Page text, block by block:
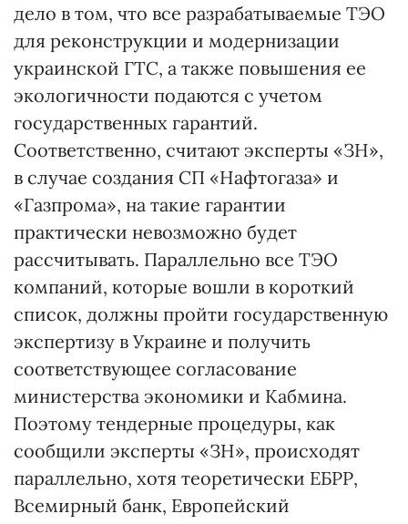
дело в том, что все разрабатываемые ТЭО
для реконструкции и модернизации
украинской ГТС, а также повышения ее
экологичности подаются с учетом
государственных гарантий.
Соответственно, считают эксперты «ЗН»,
в случае создания СП «Нафтогаза» и
«Газпрома», на такие гарантии
практически невозможно будет
рассчитывать. Параллельно все ТЭО
компаний, которые вошли в короткий
список, должны пройти государственную
экспертизу в Украине и получить
соответствующее согласование
министерства экономики и Кабмина.
Поэтому тендерные процедуры, как
сообщили эксперты «ЗН», происходят
параллельно, хотя теоретически ЕБРР,
Всемирный банк, Европейский